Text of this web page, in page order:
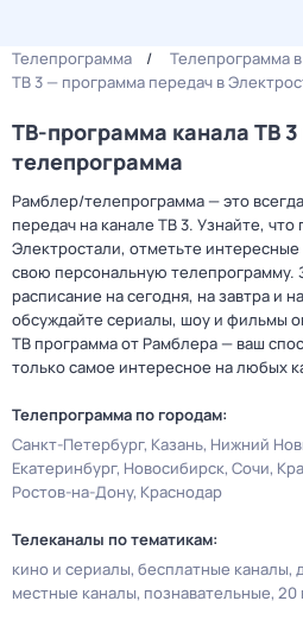
Телепрограмма
Телепрограмма
ТВ 3 — программа передач в
ТВ-программа канала ТВ
телепрограмма
Рамблер/телепрограмма — это
передач на канале ТВ 3. Узнайте, что
Электростали, отметьте
свою персональную телепрограмму.
расписание на сегодня, на завтра и
обсуждайте сериалы, шоу и фильмы
ТВ программа от Рамблера — ваш
только самое интересное на любых
Телепрограмма по городам:
Санкт-Петербург Казань Нижний
Екатеринбург Новосибирск Сочи
Ростов-на-Дону Краснодар
Телеканалы по тематикам:
кино и сериалы бесплатные каналы
местные каналы познавательные 20